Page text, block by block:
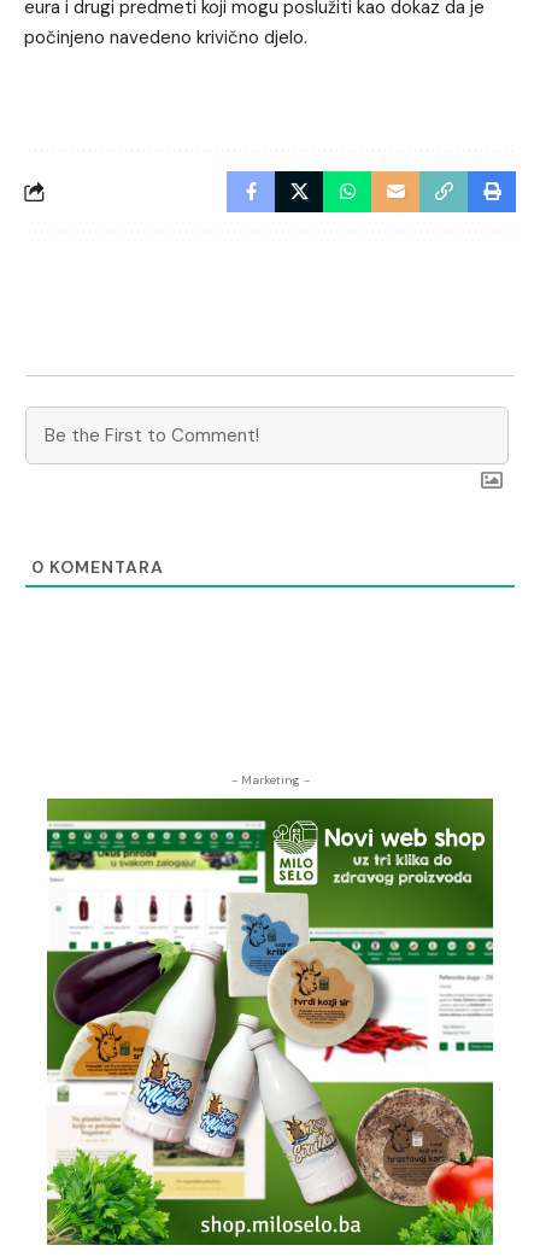
eura i drugi predmeti koji mogu poslužiti kao dokaz da je
počinjeno navedeno krivično djelo.
0 KOMENTARA
- Marketing -